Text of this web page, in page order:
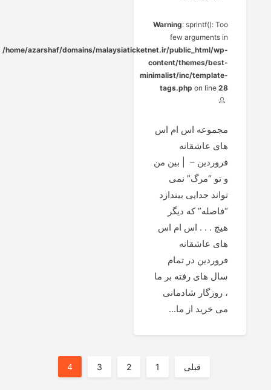
Warning: sprintf(): Too
few arguments in
/home/azarshaf/domains/malaysiaticketnet.ir/public_html/wp-
content/themes/best-
minimalist/inc/template-
tags.php on line28
مجموعه اس ام اس
های عاشقانه
فروردین – | ﺑﯿﻦ ﻣﻦ
ﻭ ﺗﻮ “ﻣﺮﮒ” ﻧﻤﯽ
ﺗﻮﺍﻧﺪ ﺟﺪﺍﯾﯽ ﺑﯿﻨﺪﺍﺯﺩ
“ﻓﺎﺻﻠﻪ” ﮐﻪ ﺩﯾﮕﺮ
ﻫﯿﭻ . . . اس ام اس
های عاشقانه
فروردین در تمام
سال های رفته بر ما
، روزگار شادمانی
می خرید از ما...
صفحه‌بندی
قبلی 1
2
3
4